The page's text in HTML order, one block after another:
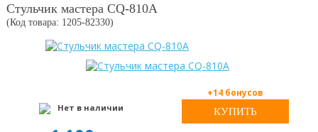
Стульчик мастера СQ-810А
(Код товара: 1205-82330)
Нет в наличии
+14 бонусов